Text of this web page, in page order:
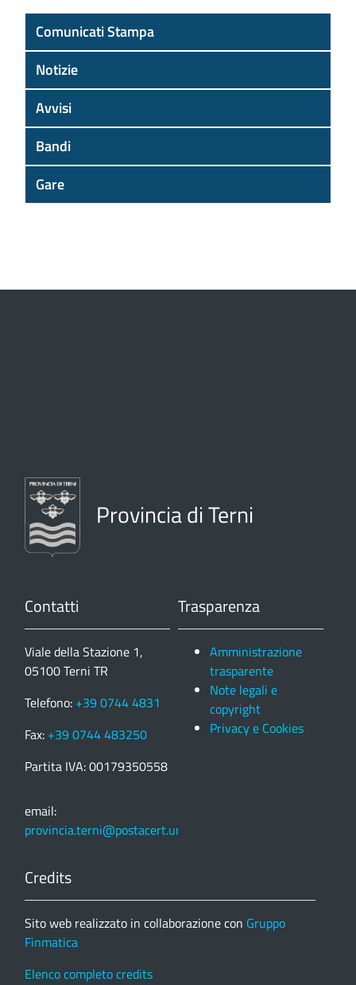
Comunicati Stampa
Notizie
Avvisi
Bandi
Gare
Provincia di Terni
Contatti
Viale della Stazione 1,
05100 Terni TR
Telefono: +39 0744 4831
Fax: +39 0744 483250
Partita IVA: 00179350558
email:
provincia.terni@postacert.umbria.it
Trasparenza
Amministrazione
trasparente
Note legali e
copyright
Privacy e Cookies
Credits
Sito web realizzato in collaborazione con Gruppo
Finmatica
Elenco completo credits